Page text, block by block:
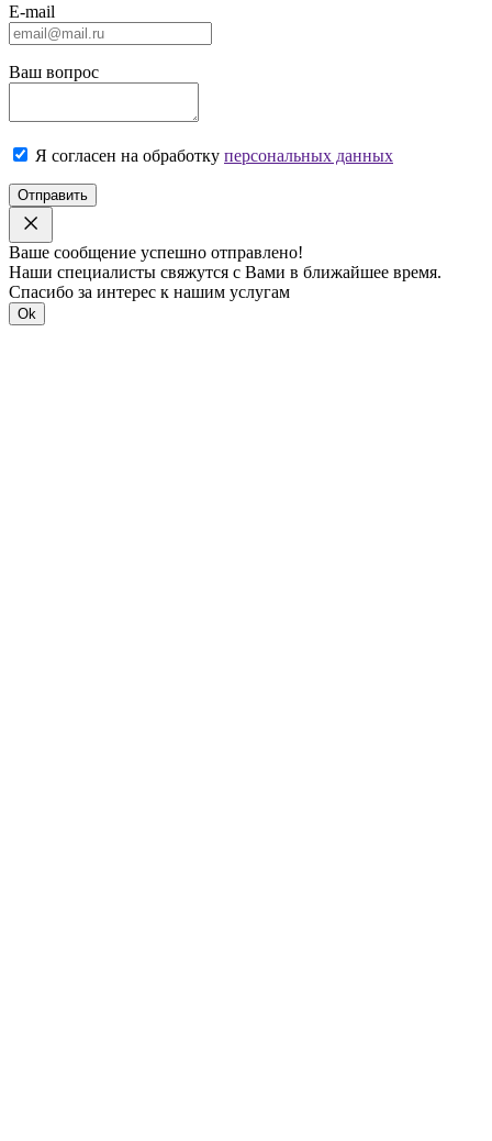
E-mail
Ваш вопрос
Я согласен на обработку персональных данных
Отправить
Ваше сообщение успешно отправлено!
Наши специалисты свяжутся с Вами в ближайшее время.
Спасибо за интерес к нашим услугам
Ok